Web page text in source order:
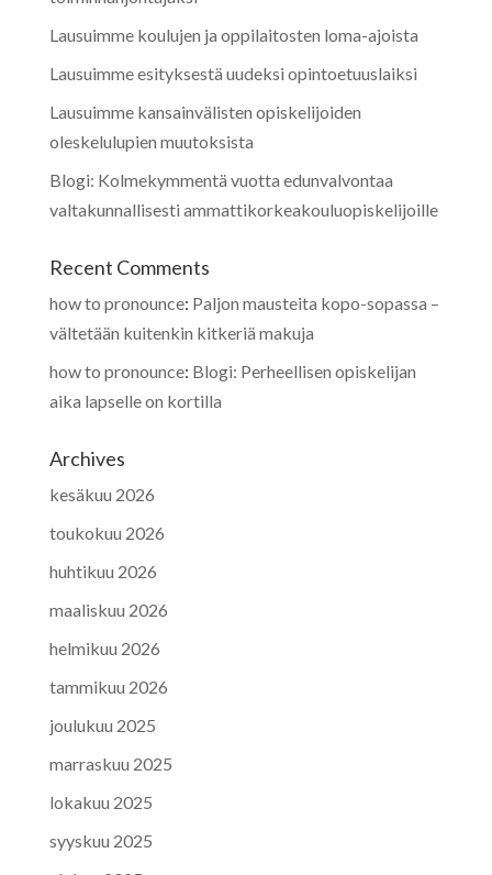
Lausuimme koulujen ja oppilaitosten loma-ajoista
Lausuimme esityksestä uudeksi opintoetuuslaiksi
Lausuimme kansainvälisten opiskelijoiden
oleskelulupien muutoksista
Blogi: Kolmekymmentä vuotta edunvalvontaa
valtakunnallisesti ammattikorkeakouluopiskelijoille
Recent Comments
how to pronounce: Paljon mausteita kopo-sopassa –
vältetään kuitenkin kitkeriä makuja
how to pronounce: Blogi: Perheellisen opiskelijan
aika lapselle on kortilla
Archives
kesäkuu 2026
toukokuu 2026
huhtikuu 2026
maaliskuu 2026
helmikuu 2026
tammikuu 2026
joulukuu 2025
marraskuu 2025
lokakuu 2025
syyskuu 2025